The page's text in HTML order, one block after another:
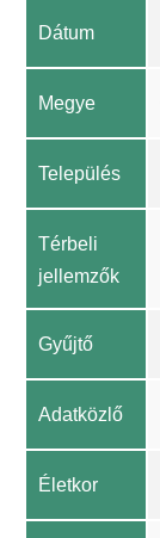
Dátum
Megye
Település
Térbeli
jellemzők
Gyűjtő
Adatközlő
Életkor